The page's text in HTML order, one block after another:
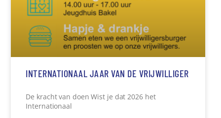
INTERNATIONAAL JAAR VAN DE VRIJWILLIGER
De kracht van doen Wist je dat 2026 het
Internationaal